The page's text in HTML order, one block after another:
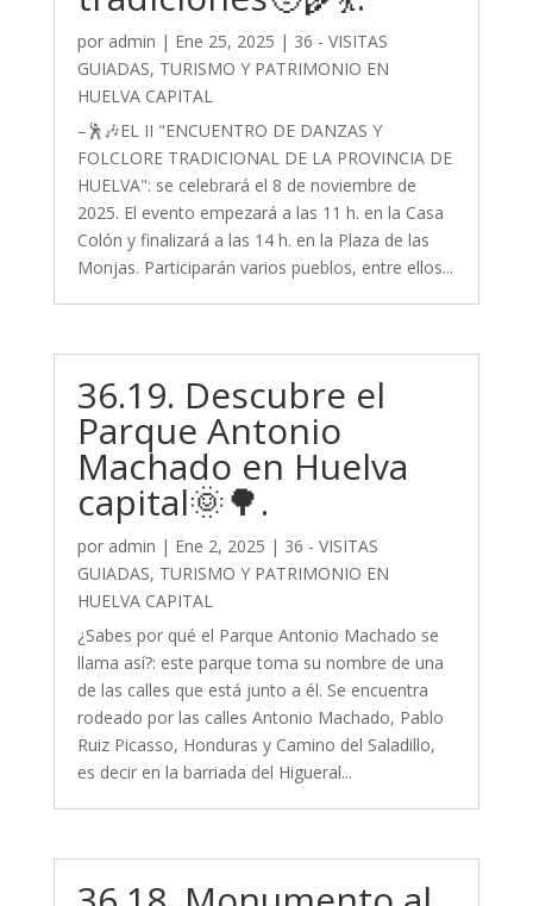
por admin | Ene 25, 2025 | 36 - VISITAS
GUIADAS, TURISMO Y PATRIMONIO EN
HUELVA CAPITAL
–🕺🎶EL II "ENCUENTRO DE DANZAS Y
FOLCLORE TRADICIONAL DE LA PROVINCIA DE
HUELVA": se celebrará el 8 de noviembre de
2025. El evento empezará a las 11 h. en la Casa
Colón y finalizará a las 14 h. en la Plaza de las
Monjas. Participarán varios pueblos, entre ellos...
36.19. Descubre el
Parque Antonio
Machado en Huelva
capital🌞🌳.
por admin | Ene 2, 2025 | 36 - VISITAS
GUIADAS, TURISMO Y PATRIMONIO EN
HUELVA CAPITAL
¿Sabes por qué el Parque Antonio Machado se
llama así?: este parque toma su nombre de una
de las calles que está junto a él. Se encuentra
rodeado por las calles Antonio Machado, Pablo
Ruiz Picasso, Honduras y Camino del Saladillo,
es decir en la barriada del Higueral...